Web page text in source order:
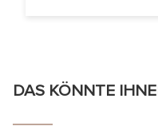
DAS KÖNNTE